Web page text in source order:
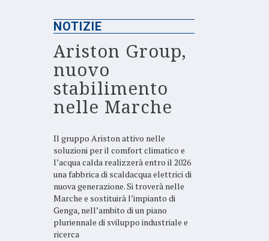
NOTIZIE
Ariston Group,
nuovo
stabilimento
nelle Marche
Il gruppo Ariston attivo nelle
soluzioni per il comfort climatico e
l’acqua calda realizzerà entro il 2026
una fabbrica di scaldacqua elettrici di
nuova generazione. Si troverà nelle
Marche e sostituirà l’impianto di
Genga, nell’ambito di un piano
pluriennale di sviluppo industriale e
ricerca